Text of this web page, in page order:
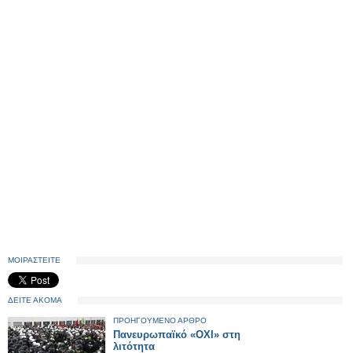
ΜΟΙΡΑΣΤΕΙΤΕ
ΔΕΙΤΕ ΑΚΟΜΑ
ΠΡΟΗΓΟΥΜΕΝΟ ΑΡΘΡΟ
Πανευρωπαϊκό «ΟΧΙ» στη
λιτότητα